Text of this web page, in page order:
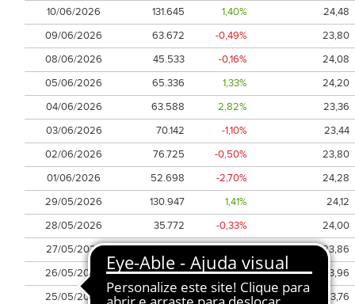
10/06/2026
131.645 1,40%
24,48
09/06/2026
63.672 -0,49%
23,80
08/06/2026
45.533 -0,16%
24,08
05/06/2026
65.336 1,33%
24,20
04/06/2026
63.588 2,82%
23,36
03/06/2026
70.142 -1,10%
23,44
02/06/2026
76.725 -0,50%
23,80
01/06/2026
52.698 -2,70%
24,28
29/05/2026
130.947 1,41%
24,12
28/05/2026
35.772 -0,33%
24,00
27/05/2026
62.696 1,51%
23,86
26/05/2026
34.109 -0,67%
23,96
25/05/2026
20.910 1,01%
23,76